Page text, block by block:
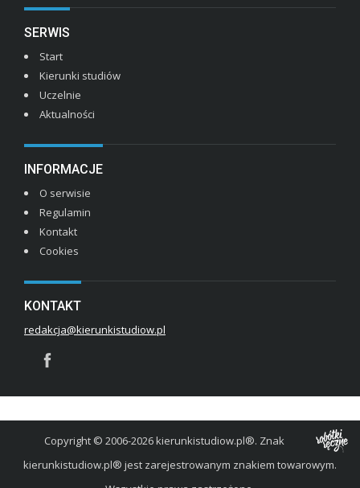
SERWIS
Start
Kierunki studiów
Uczelnie
Aktualności
INFORMACJE
O serwisie
Regulamin
Kontakt
Cookies
KONTAKT
redakcja@kierunkistudiow.pl
Copyright © 2006-2026 kierunkistudiow.pl®. Znak
kierunkistudiow.pl® jest zarejestrowanym znakiem towarowym.